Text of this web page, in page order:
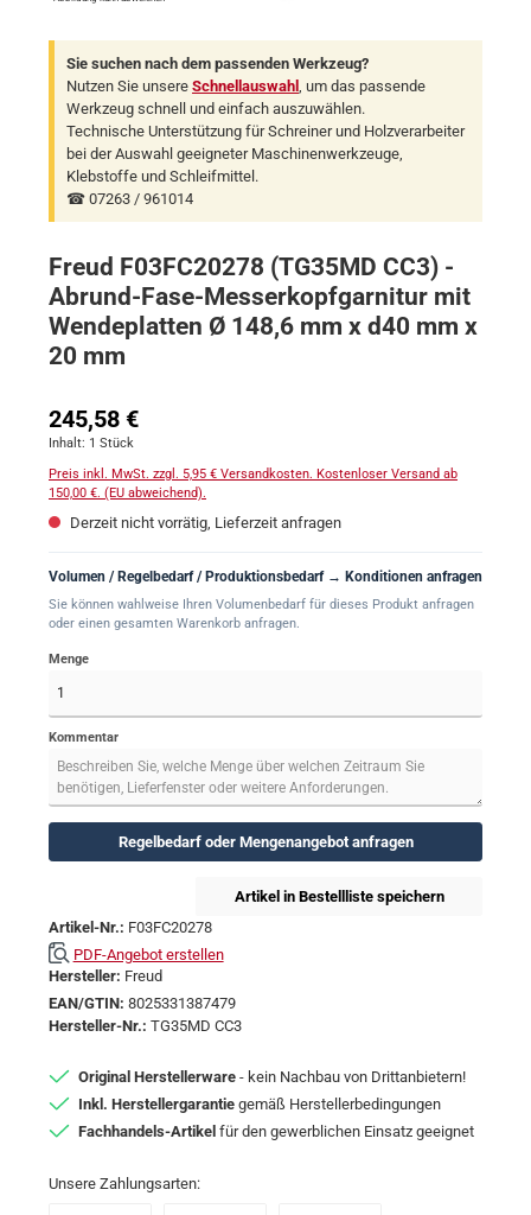
Sie suchen nach dem passenden Werkzeug?
Nutzen Sie unsere Schnellauswahl , um das passende
Werkzeug schnell und einfach auszuwählen.
Technische Unterstützung für Schreiner und Holzverarbeiter
bei der Auswahl geeigneter Maschinenwerkzeuge,
Klebstoffe und Schleifmittel.
☎ 07263 / 961014
Freud F03FC20278 (TG35MD CC3) -
Abrund-Fase-Messerkopfgarnitur mit
Wendeplatten Ø 148,6 mm x d40 mm x
20 mm
Regulärer Preis:
245,58 €
Inhalt: 1 Stück
Preis inkl. MwSt. zzgl. 5,95 € Versandkosten. Kostenloser Versand ab
150,00 €. (EU abweichend).
Derzeit nicht vorrätig, Lieferzeit anfragen
Volumen / Regelbedarf / Produktionsbedarf → Konditionen anfragen
Sie können wahlweise Ihren Volumenbedarf für dieses Produkt anfragen
oder einen gesamten Warenkorb anfragen.
Menge
Kommentar
Regelbedarf oder Mengenangebot anfragen
Artikel in Bestellliste speichern
Artikel-Nr.: F03FC20278
PDF-Angebot erstellen
Hersteller: Freud
EAN/GTIN: 8025331387479
Hersteller-Nr.: TG35MD CC3
Original Herstellerware - kein Nachbau von Drittanbietern!
Inkl. Herstellergarantie gemäß Herstellerbedingungen
Fachhandels-Artikel für den gewerblichen Einsatz geeignet
Unsere Zahlungsarten: